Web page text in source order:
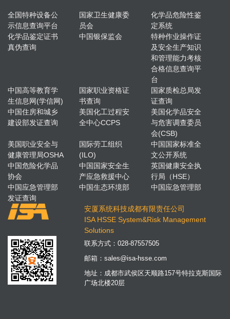
全国特种设备公
示信息查询平台
国家卫生健康委
员会
化学品危险性鉴
定系统
化学品鉴定证书
真伪查询
中国银保监会
特种作业操作证
及安全生产知识
和管理能力考核
合格信息查询平
台
中国高等教育学
生信息网(学信网)
国家职业资格证
书查询
国家质检总局发
证查询
中国住房和城乡
建设部发证查询
美国化工过程安
全中心CCPS
美国化学品安全
与危害调查委员
会(CSB)
美国职业安全与
健康管理局OSHA
国际劳工组织
(ILO)
中国国家标准全
文公开系统
中国危险化学品
协会
中国国家安全生
产应急救援中心
英国健康安全执
行局（HSE）
中国应急管理部
发证查询
中国生态环境部 中国应急管理部
安厦系统科技成都有限责任公司
ISA HSSE System&Risk Management
Solutions
联系方式：028-87557505
邮箱：sales@isa-hsse.com
地址：成都市武侯区天顺路157号特拉克斯国际
广场北楼20层